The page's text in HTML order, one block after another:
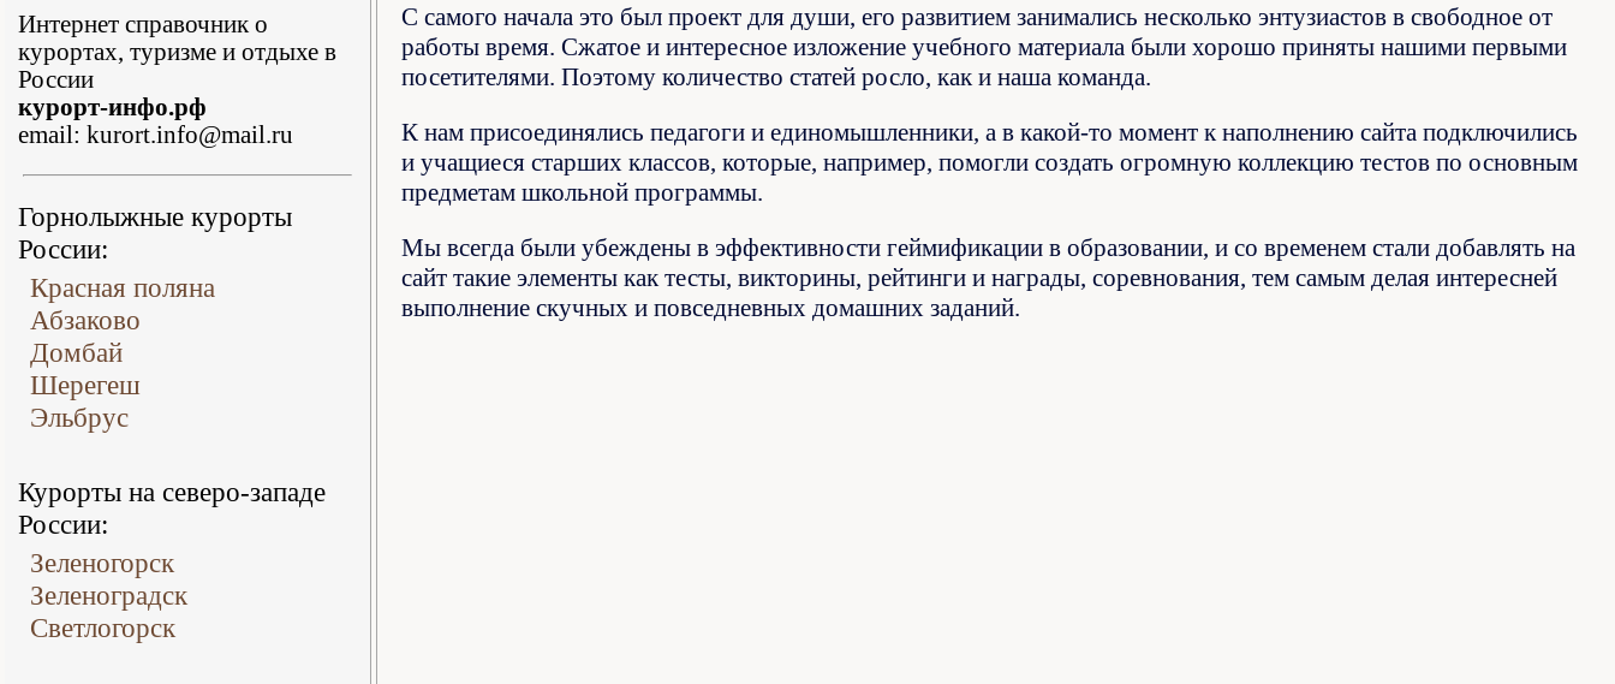
Интернет справочник о
курортах, туризме и отдыхе в
России
курорт-инфо.рф
email: kurort.info@mail.ru
Горнолыжные курорты
России:
Красная поляна
Абзаково
Домбай
Шерегеш
Эльбрус
Курорты на северо-западе
России:
Зеленогорск
Зеленоградск
Светлогорск
С самого начала это был проект для души, его развитием занимались несколько энтузиастов в свободное от
работы время. Сжатое и интересное изложение учебного материала были хорошо приняты нашими первыми
посетителями. Поэтому количество статей росло, как и наша команда.
К нам присоединялись педагоги и единомышленники, а в какой-то момент к наполнению сайта подключились
и учащиеся старших классов, которые, например, помогли создать огромную коллекцию тестов по основным
предметам школьной программы.
Мы всегда были убеждены в эффективности геймификации в образовании, и со временем стали добавлять на
сайт такие элементы как тесты, викторины, рейтинги и награды, соревнования, тем самым делая интересней
выполнение скучных и повседневных домашних заданий.